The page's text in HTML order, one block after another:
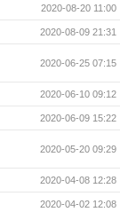
2020-08-20 11:00
2020-08-09 21:31
2020-06-25 07:15
2020-06-10 09:12
2020-06-09 15:22
2020-05-20 09:29
2020-04-08 12:28
2020-04-02 12:08